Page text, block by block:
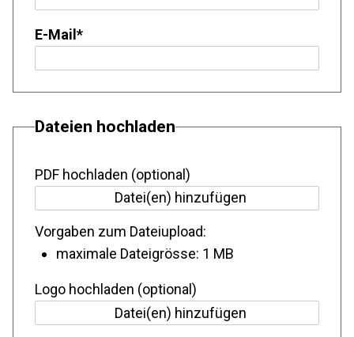
E-Mail *
Dateien hochladen
PDF hochladen (optional)
Vorgaben zum Dateiupload:
maximale Dateigrösse: 1 MB
Logo hochladen (optional)